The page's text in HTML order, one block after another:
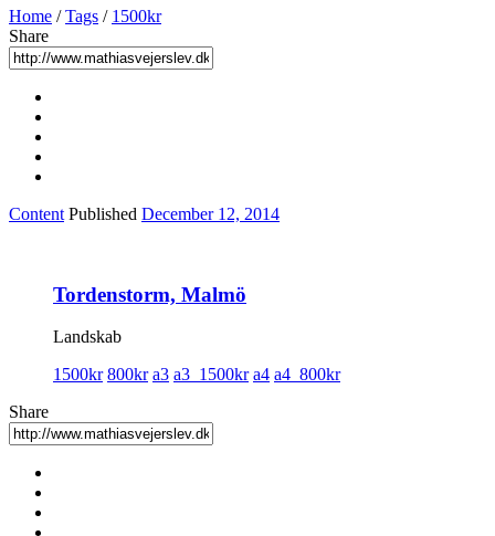
Home /Tags / 1500kr
Share
Content Published December 12, 2014
Tordenstorm, Malmö
Landskab
1500kr 800kr a3 a3_1500kr a4 a4_800kr
Share